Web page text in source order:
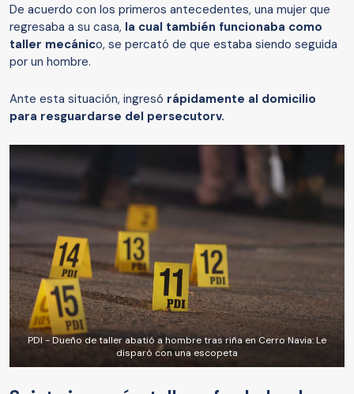
De acuerdo con los primeros antecedentes, una mujer que
regresaba a su casa, la cual también funcionaba como
taller mecánico, se percató de que estaba siendo seguida
por un hombre.
Ante esta situación, ingresó rápidamente al domicilio
para resguardarse del persecutorv.
PDI - Dueño de taller abatió a hombre tras riña en Cerro Navia: Le
disparó con una escopeta